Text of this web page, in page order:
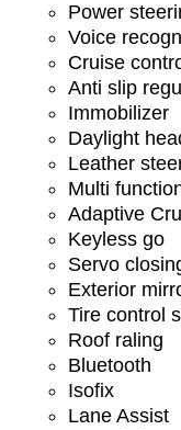
Power
Voice
Cruise
Anti slip
Immobilizer
Daylight
Leather
Multi
Adaptive
Keyless go
Servo
Exterior
Tire control
Roof raling
Bluetooth
Isofix
Lane Assist